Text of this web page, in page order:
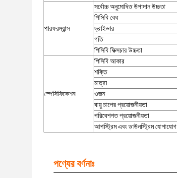
পারফরম্যান্স
সর্বোচ্চ অনুমোদিত উপাদান উচ্চতা
পিসিবি বেধ
ড্রাইভার
গতি
পিসিবি ফিক্সচার উচ্চতা
স্পেসিফিকেশন
পিসিবি আকার
শক্তি
মাত্রা
ওজন
বায়ু চাপের প্রয়োজনীয়তা
পরিবেশগত প্রয়োজনীয়তা
আপস্ট্রিম এবং ডাউনস্ট্রিম যোগাযোগ
পণ্যের বর্ণনাঃ